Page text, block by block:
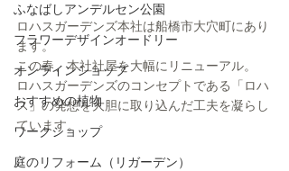
ふなばしアンデルセン公園
フラワーデザインオードリー
オンラインショップ
おすすめの植物
ワークショップ
庭のリフォーム（リガーデン）
ロハスガーデンズ本社は船橋市大穴町にあり
ます。
この春、本社社屋を大幅にリニューアル。
ロハスガーデンズのコンセプトである「ロハ
ス」の発想を大胆に取り込んだ工夫を凝らし
ています。